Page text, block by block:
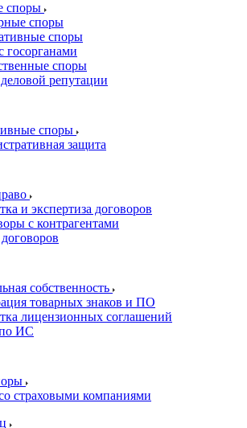
споры
споры
споры
госорганами
споры
репутации
споры
защита
и экспертиза договоров
с контрагентами
собственность
товарных знаков и ПО
лицензионных соглашений
ИС
страховыми компаниями